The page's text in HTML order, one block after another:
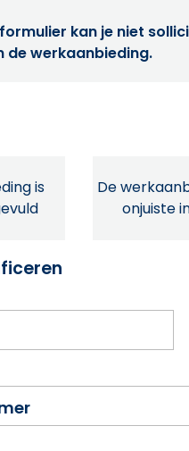
kan je niet
de werkaanbieding.
is
De
onjuiste